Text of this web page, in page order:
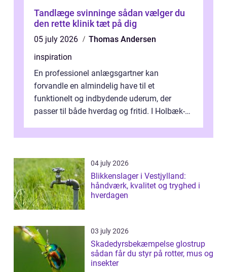
Tandlæge svinninge sådan vælger du
den rette klinik tæt på dig
05 july 2026
Thomas Andersen
inspiration
En professionel anlægsgartner kan
forvandle en almindelig have til et
funktionelt og indbydende uderum, der
passer til både hverdag og fritid. I Holbæk-
ønsker mere...
04 july 2026
Blikkenslager i Vestjylland:
håndværk, kvalitet og tryghed i
hverdagen
03 july 2026
Skadedyrsbekæmpelse glostrup
sådan får du styr på rotter, mus og
insekter